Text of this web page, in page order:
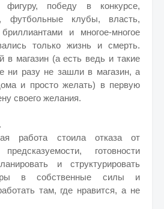
фигуру, победу в конкурсе,
футбольные клубы, власть,
и многое-многое
только жизнь и смерть.
магазин (а есть ведь и такие
ни разу не зашли в магазин, а
и просто желать) в первую
своего желания.
работа стоила отказа от
готовности
и структурировать
в собственные силы и
там, где нравится, а не